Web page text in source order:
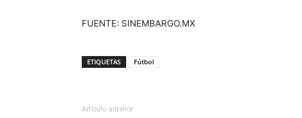
FUENTE: SINEMBARGO.MX
ETIQUETAS Fútbol
Artículo anterior